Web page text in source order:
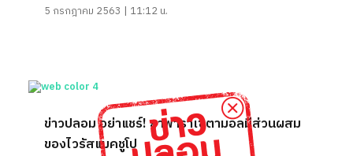
5 กรกฎาคม 2563 | 11:12 น.
ข่าวปลอม อย่าแชร์! ยาพาราเซตามอลมีส่วนผสม
ของไวรัสแมคชูโป